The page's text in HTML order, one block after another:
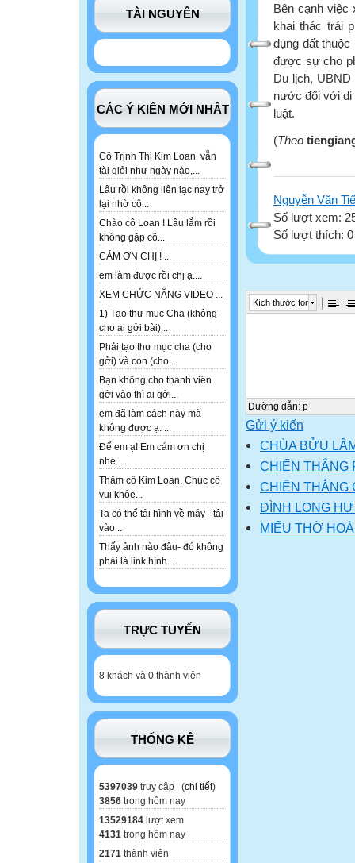
TÀI NGUYÊN
CÁC Ý KIẾN MỚI NHẤT
Cô Trịnh Thị Kim Loan vẫn
tài giỏi như ngày nào,...
Lâu rồi không liên lạc nay trở
lại nhờ cô...
Chào cô Loan ! Lâu lắm rồi
không gặp cô...
CÁM ƠN CHỊ ! ...
em làm được rồi chị ạ....
XEM CHỨC NĂNG VIDEO ...
1) Tạo thư mục Cha (không
cho ai gởi bài)...
Phải tạo thư mục cha (cho
gởi) và con (cho...
Bạn không cho thành viên
gởi vào thì ai gởi...
em đã làm cách này mà
không được ạ. ...
Để em ạ! Em cám ơn chị
nhé....
Thăm cô Kim Loan. Chúc cô
vui khỏe...
Ta có thể tải hình về máy - tải
vào...
Thấy ảnh nào đâu- đó không
phải là link hình....
TRỰC TUYẾN
8 khách và 0 thành viên
THỐNG KÊ
5397039 truy cập (chi tiết)
3856 trong hôm nay
13529184 lượt xem
4131 trong hôm nay
2171 thành viên
Bên cạnh việc
khai thác trái
dụng đất
được sự cho
Du lịch,
nước đối với di
luật.
(Theo
Nguyễn Văn
Số lượt xem:
Số lượt thích:
Kích thước font
Đường dẫn: p
Gửi ý kiến
CHÙA BỬU
CHIẾN THẮNG
CHIẾN THẮNG
ĐÌNH LONG
MIẾU THỜ